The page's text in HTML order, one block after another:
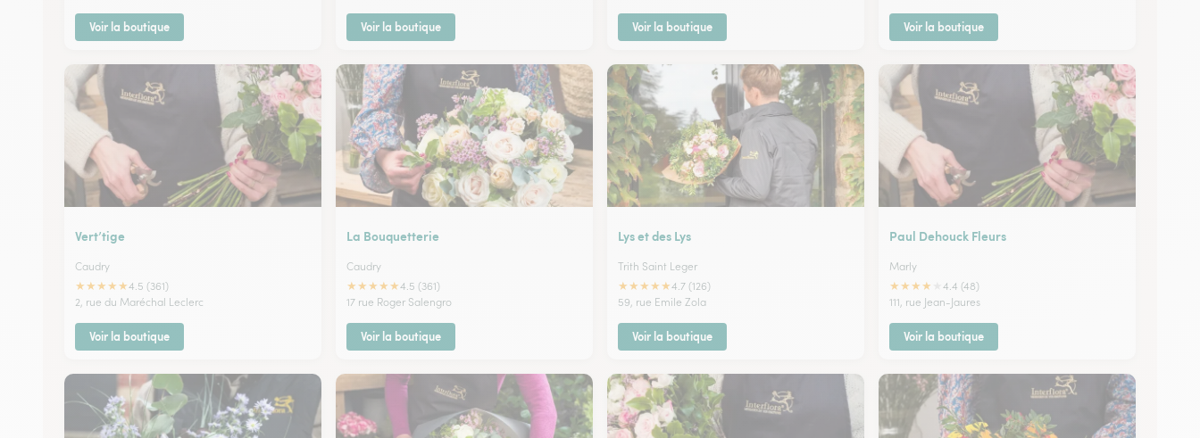
Voir la boutique Voir la boutique Voir la boutique Voir la boutique
Vert’tige
Caudry
★★★★★4.5 (361)
2, rue du Maréchal Leclerc
Voir la boutique
La Bouquetterie
Caudry
★★★★★4.5 (361)
17 rue Roger Salengro
Voir la boutique
Lys et des Lys
Trith Saint Leger
★★★★★4.7 (126)
59, rue Emile Zola
Voir la boutique
Paul Dehouck Fleurs
Marly
★★★★
4.4 (48)
111, rue Jean-Jaures
Voir la boutique